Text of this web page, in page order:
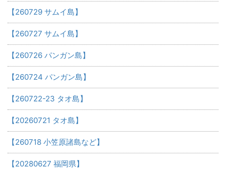
【260729 サムイ島】
【260727 サムイ島】
【260726 パンガン島】
【260724 パンガン島】
【260722-23 タオ島】
【20260721 タオ島】
【260718 小笠原諸島など】
【20280627 福岡県】